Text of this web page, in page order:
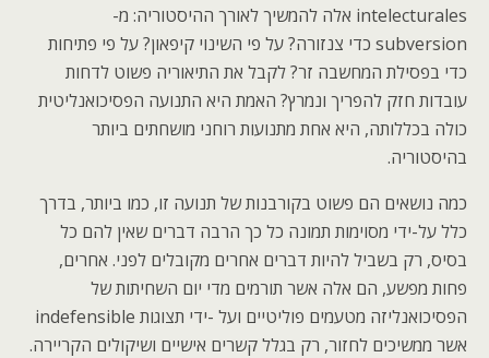
intelecturales אלה להמשיך לאורך ההיסטוריה: מ-
subversion כדי צנזורה? על פי השינוי קיפאון? על פי פתיחות
כדי בפסילת המחשבה זר? לקבל את התיאוריה פשוט לדחות
עובדות חזק להפריך ונמרץ? האמת היא התנועה הפסיכואנליטית
כולה בכללותה, היא אחת מתנועות רוחני מושחתים ביותר
בהיסטוריה.
כמה נושאים הם פשוט בקורבנות של תנועה זו, כמו ביותר, בדרך
כלל על-ידי מסוימות תמונה כל כך הרבה דברים שאין להם כל
בסיס, רק בשביל להיות דברים אחרים מקובלים לפני. אחרים,
פחות מפשע, הם אלה אשר תורמים מדי יום השחיתות של
הפסיכואנליזה מטעמים פוליטיים ועל -ידי תצוגות indefensible
אשר ממשיכים לחזור, רק בגלל קשרים אישיים ושיקולים הקריירה.